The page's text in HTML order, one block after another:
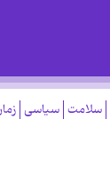
سلامت سیاسی